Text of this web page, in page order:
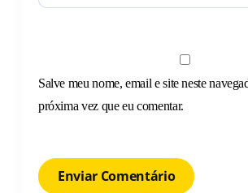
Salve meu nome, email e site neste
próxima vez que eu comentar.